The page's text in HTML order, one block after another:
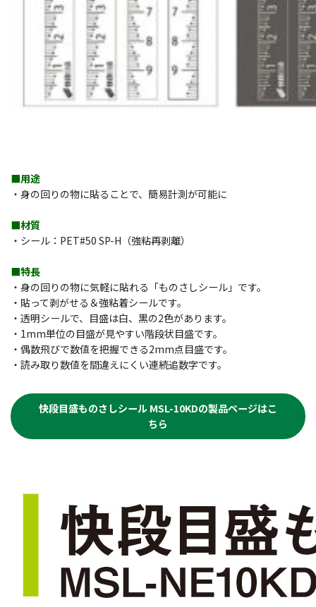
■用途
・身の回りの物に貼ることで、簡易計測が可能に
■材質
・シール：PET#50 SP-H（強粘再剥離）
■特長
・身の回りの物に気軽に貼れる「ものさしシール」です。
・貼って剥がせる＆強粘着シールです。
・透明シールで、目盛は白、黒の2色があります。
・1mm単位の目盛が見やすい階段状目盛です。
・偶数飛びで数値を把握できる2mm点目盛です。
・読み取り数値を間違えにくい連続追数字です。
快段目盛ものさしシール MSL-10KDの製品ページはこ
ちら